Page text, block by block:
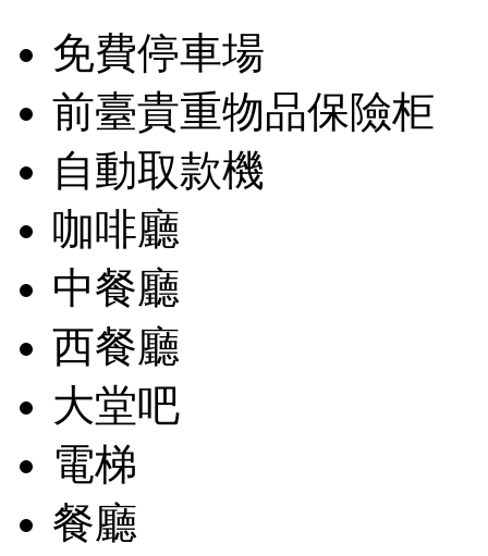
免費停車場
前臺貴重物品保險柜
自動取款機
咖啡廳
中餐廳
西餐廳
大堂吧
電梯
餐廳